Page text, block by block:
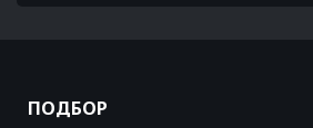
ПОДБОР